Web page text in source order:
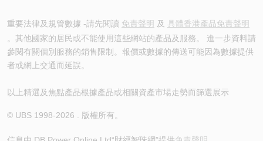
重要法律及規管數據 -請先閱讀 免責聲明 及 具體香港產品免責聲明
。其他國家的居民或不能使用這些網站的產品及服務。 進一步資料請
參閱有關個別服務的銷售限制。報價或數據的傳送可能因為數據提供
者或網上交通而延誤。
以上精選及焦點產品根據產品或相關資產市場走勢而篩選展示
© UBS 1998-2026 . 版權所有。